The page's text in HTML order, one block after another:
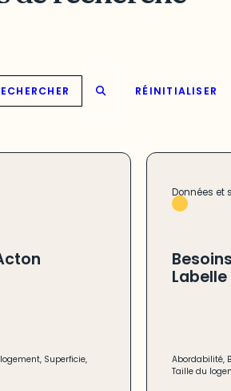
RÉINITIALISER
, Superficie,
Données et
Labelle
Abordabilité,
Taille du